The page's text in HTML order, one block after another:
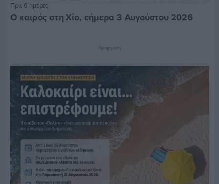
Πριν 6 ημέρες
Ο καιρός στη Χίο, σήμερα 3 Αυγούστου 2026
Διαφήμιση